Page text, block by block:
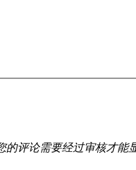
的评论需要经过审核才能